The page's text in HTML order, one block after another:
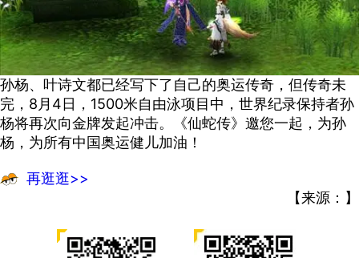
孙杨、叶诗文都已经写下了自己的奥运传奇，但传奇未
完，8月4日，1500米自由泳项目中，世界纪录保持者孙
杨将再次向金牌发起冲击。《仙蛇传》邀您一起，为孙
杨，为所有中国奥运健儿加油！
再逛逛>>
【来源：】